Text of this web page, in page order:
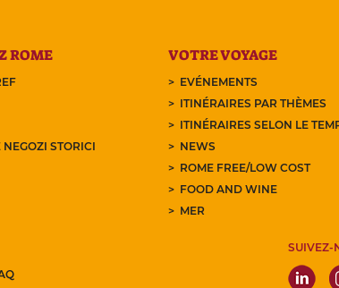
ROME
NEGOZI STORICI
VOTRE VOYAGE
EVÉNEMENTS
ITINÉRAIRES PAR THÈMES
ITINÉRAIRES SELON LE
NEWS
ROME FREE/LOW COST
FOOD AND WINE
MER
SUIVEZ-